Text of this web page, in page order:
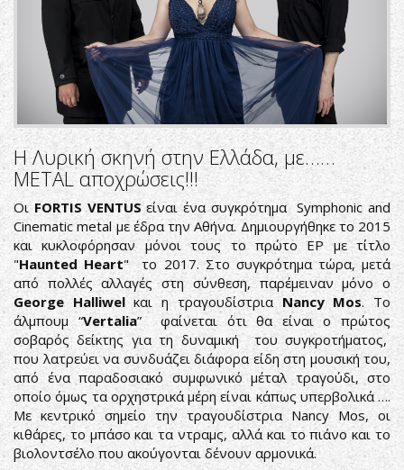
Η Λυρική σκηνή στην Ελλάδα, με……
METAL αποχρώσεις!!!
Οι FORTIS VENTUSείναι ένα συγκρότημα Symphonic and
Cinematic metal με έδρα την Αθήνα. Δημιουργήθηκε το 2015
και κυκλοφόρησαν μόνοι τους το πρώτο EP με τίτλο
"Haunted Heart" το 2017. Στο συγκρότημα τώρα, μετά
από πολλές αλλαγές στη σύνθεση, παρέμειναν μόνο ο
George Halliwelκαι η τραγουδίστρια Nancy Mos. Το
άλμπουμ “Vertalia” φαίνεται ότι θα είναι ο πρώτος
σοβαρός δείκτης για τη δυναμική του συγκροτήματος,
που λατρεύει να συνδυάζει διάφορα είδη στη μουσική του,
από ένα παραδοσιακό συμφωνικό μέταλ τραγούδι, στο
οποίο όμως τα ορχηστρικά μέρη είναι κάπως υπερβολικά ….
Με κεντρικό σημείο την τραγουδίστρια Nancy Mos, οι
κιθάρες, το μπάσο και τα ντραμς, αλλά και το πιάνο και το
βιολοντσέλο που ακούγονται δένουν αρμονικά.